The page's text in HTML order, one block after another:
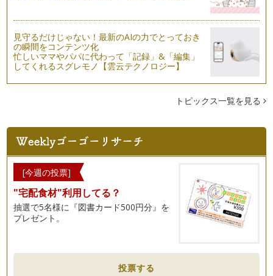
見守るだけじゃない！最新のAIの力でとっておき
の瞬間をコンテンツ化
忙しいママやパパに代わって「記録」&「編集」
してくれるスグレモノ【雲云テクノロジー】
トピックス一覧を見る
[今週の投票]
"宅配食材"利用してる？
抽選で5名様に『図書カード500円分』を
プレゼント。
投票する